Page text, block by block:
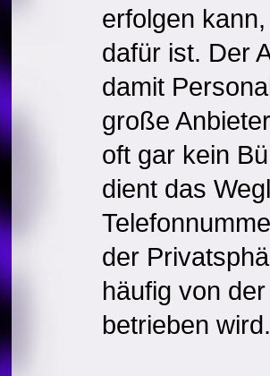
erfolgen
dafür ist. Der
damit
große
oft gar kein
dient das
der
häufig von
betrieben wird.